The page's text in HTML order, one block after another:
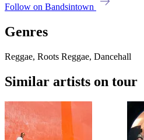
Follow on Bandsintown
Genres
Reggae, Roots Reggae, Dancehall
Similar artists on tour